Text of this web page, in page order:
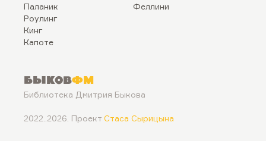
Паланик
Роулинг
Кинг
Капоте
Феллини
БыковФМ
Библиотека Дмитрия Быкова
2022..2026. Проект Стаса Сырицына